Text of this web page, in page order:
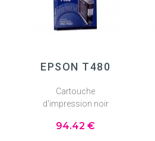
EPSON T480
Cartouche
d'impression noir
94.42 €